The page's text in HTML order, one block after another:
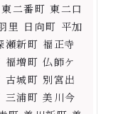
二番町 東二口
里 日向町 平加
新町 福正寺
増町 仏師ケ
城町 別宮出
三浦町 美川今